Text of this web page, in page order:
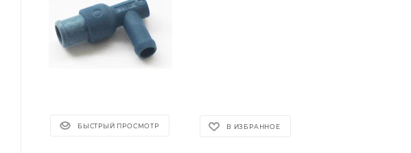
БЫСТРЫЙ ПРОСМОТР В ИЗБРАННОЕ